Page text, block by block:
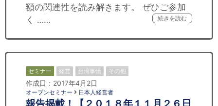
額の関連性を読み解きます。 ぜひご参加
く ……
続きを読む
セミナー 経営 台湾事情 その他
作成日：2017年4月2日
オープンセミナー 日本人経営者
報告揭載！【２０１８年１１月２６日